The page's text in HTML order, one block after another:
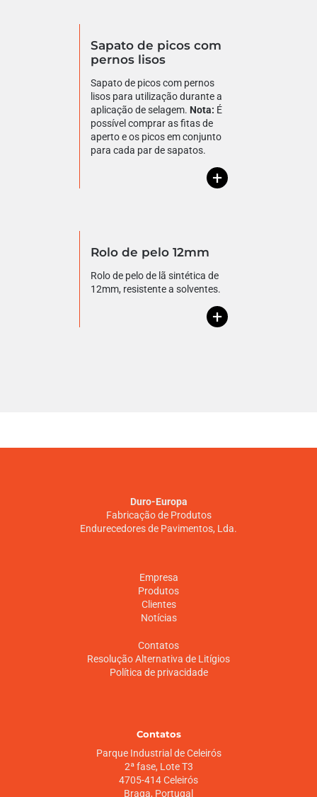
Sapato de picos com
pernos lisos
Sapato de picos com pernos
lisos para utilização durante a
aplicação de selagem. Nota: É
possível comprar as fitas de
aperto e os picos em conjunto
para cada par de sapatos.
+
Rolo de pelo 12mm
Rolo de pelo de lã sintética de
12mm, resistente a solventes.
+
Duro-Europa
Fabricação de Produtos
Endurecedores de Pavimentos, Lda.
Empresa
Produtos
Clientes
Notícias
Contatos
Resolução Alternativa de Litígios
Política de privacidade
Contatos
Parque Industrial de Celeirós
2ª fase, Lote T3
4705-414 Celeirós
Braga, Portugal